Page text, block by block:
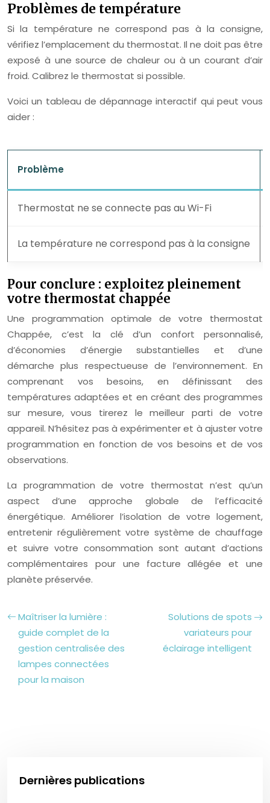
Problèmes de température
Si la température ne correspond pas à la consigne,
vérifiez l’emplacement du thermostat. Il ne doit pas être
exposé à une source de chaleur ou à un courant d’air
froid. Calibrez le thermostat si possible.
Voici un tableau de dépannage interactif qui peut vous
aider :
Problème
Thermostat ne se connecte pas au Wi-Fi
La température ne correspond pas à la consigne
Pour conclure : exploitez pleinement
votre thermostat chappée
Une programmation optimale de votre thermostat
Chappée, c’est la clé d’un confort personnalisé,
d’économies d’énergie substantielles et d’une
démarche plus respectueuse de l’environnement. En
comprenant vos besoins, en définissant des
températures adaptées et en créant des programmes
sur mesure, vous tirerez le meilleur parti de votre
appareil. N’hésitez pas à expérimenter et à ajuster votre
programmation en fonction de vos besoins et de vos
observations.
La programmation de votre thermostat n’est qu’un
aspect d’une approche globale de l’efficacité
énergétique. Améliorer l’isolation de votre logement,
entretenir régulièrement votre système de chauffage
et suivre votre consommation sont autant d’actions
complémentaires pour une facture allégée et une
planète préservée.
Maîtriser la lumière :
guide complet de la
gestion centralisée des
lampes connectées
pour la maison
Solutions de spots
variateurs pour
éclairage intelligent
Dernières publications